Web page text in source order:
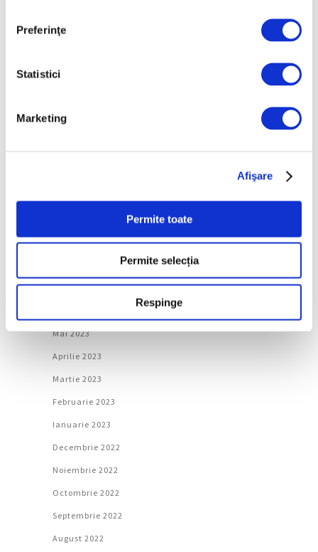
Preferinţe
Statistici
Marketing
Afişare
Permite toate
Permite selecția
Respinge
Iunie 2024
Septembrie 2023
Iulie 2023
Mai 2023
Aprilie 2023
Martie 2023
Februarie 2023
Ianuarie 2023
Decembrie 2022
Noiembrie 2022
Octombrie 2022
Septembrie 2022
August 2022